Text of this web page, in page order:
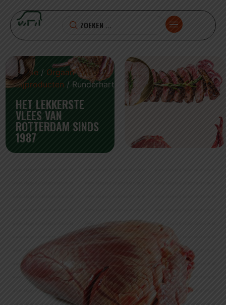
Home / Orgaan en
Bijproducten / Runderhart
HET LEKKERSTE
VLEES VAN
ROTTERDAM SINDS
1987